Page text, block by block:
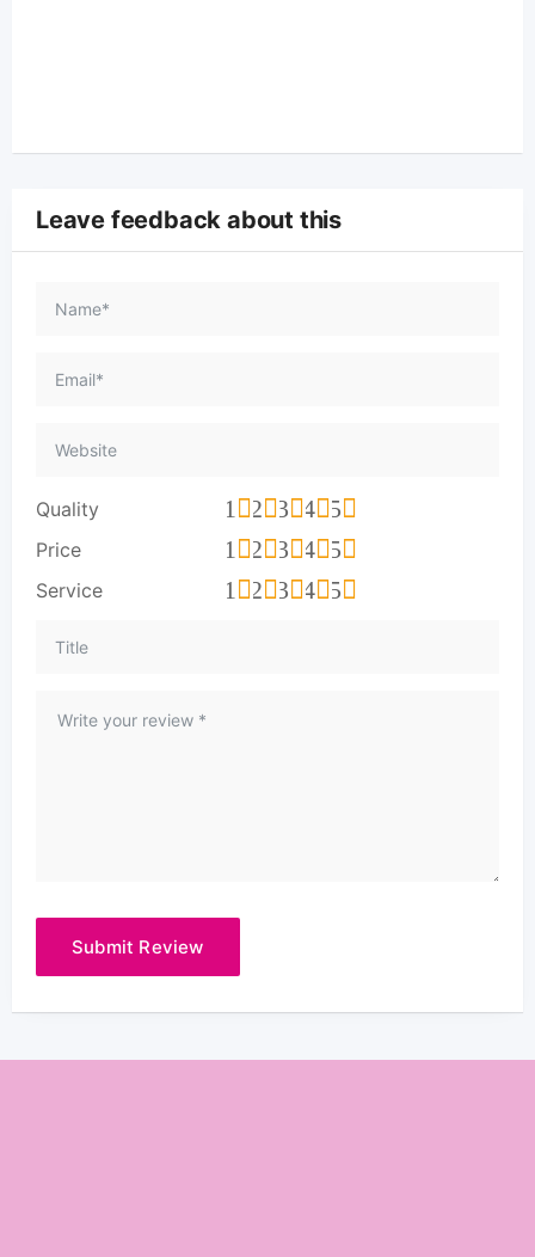
Leave feedback about this
Quality 5
4
3
2
1
Price 5
4
3
2
1
Service 5
4
3
2
1